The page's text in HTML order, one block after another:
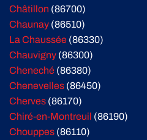
Châtillon (86700)
Chaunay (86510)
La Chaussée (86330)
Chauvigny (86300)
Cheneché (86380)
Chenevelles (86450)
Cherves (86170)
Chiré-en-Montreuil (86190)
Chouppes (86110)